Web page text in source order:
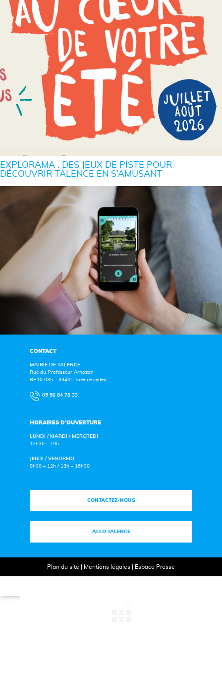
EXPLORAMA : DES JEUX DE PISTE POUR
DÉCOUVRIR TALENCE EN S’AMUSANT
CONTACT
MAIRIE DE TALENCE
Rue du Professeur Arnozan
BP10 035 – 33401 Talence cedex
05 56 84 78 33
HORAIRES D’OUVERTURE
LUNDI / MARDI / MERCREDI
12h30 – 19h
JEUDI / VENDREDI
8h30 – 12h / 13h – 16h30
CONTACTEZ-NOUS
ALLO TALENCE
Plan du site Mentions légales| Espace Presse